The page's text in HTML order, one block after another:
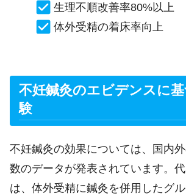
生理不順改善率80%以上
体外受精の着床率向上
不妊鍼灸のエビデンスに
験
不妊鍼灸の効果については、国内
数のデータが発表されています。
は、体外受精に鍼灸を併用したグ